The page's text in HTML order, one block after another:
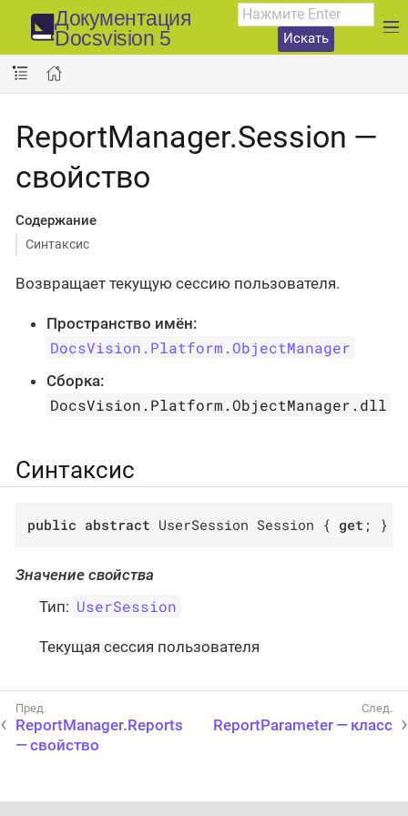
Документация
Docsvision 5
Искать
ReportManager.Session —
свойство
Содержание
Синтаксис
Возвращает текущую сессию пользователя.
Пространство имён:
DocsVision.Platform.ObjectManager
Сборка:
DocsVision.Platform.ObjectManager.dll
Синтаксис
public abstract UserSession Session { get ; }
Значение свойства
Тип: UserSession
Текущая сессия пользователя
ReportManager.Reports
— свойство
ReportParameter — класс